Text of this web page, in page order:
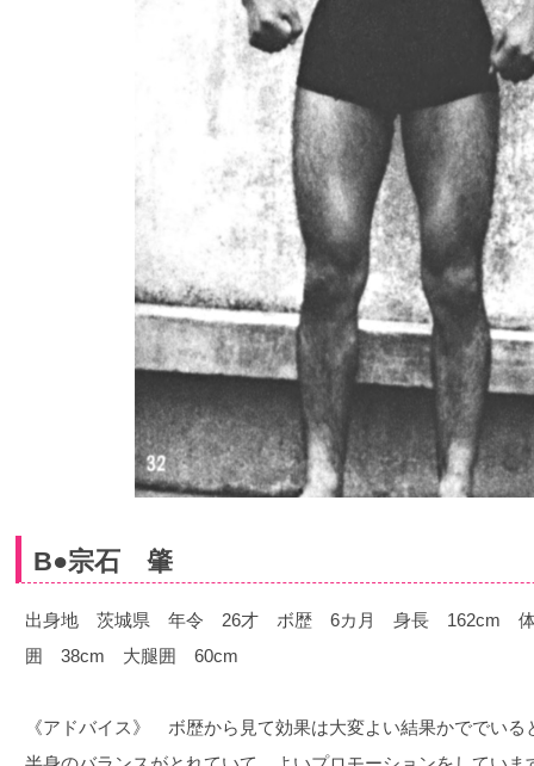
B●宗石 肇
出身地 茨城県 年令 26才 ボ歴 6カ月 身長 162cm
囲 38cm 大腿囲 60cm
《アドバイス》 ボ歴から見て効果は大変よい結果かででい